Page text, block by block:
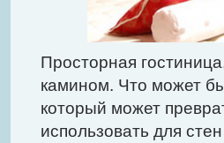
Просторная
камином. Что может
который может
использовать для